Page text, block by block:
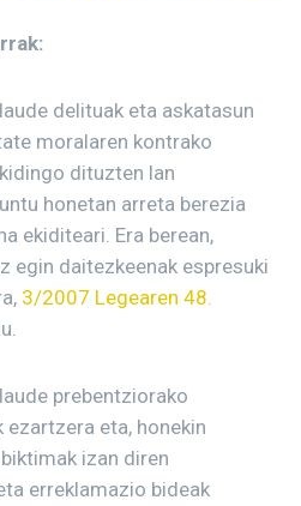
delituak eta askatasun
moralaren kontrako
dituzten lan
honetan arreta berezia
ekiditeari. Era berean,
egin daitezkeenak espresuki
3/2007 Legearen 48.
prebentziorako
eta, honekin
izan diren
erreklamazio bideak